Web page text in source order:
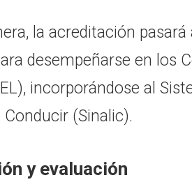
la acreditación
desempeñarse en los
incorporándose al
(Sinalic).
y evaluación